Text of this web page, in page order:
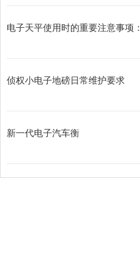
电子天平使用时的重要注意事项：
侦权小电子地磅日常维护要求
新一代电子汽车衡